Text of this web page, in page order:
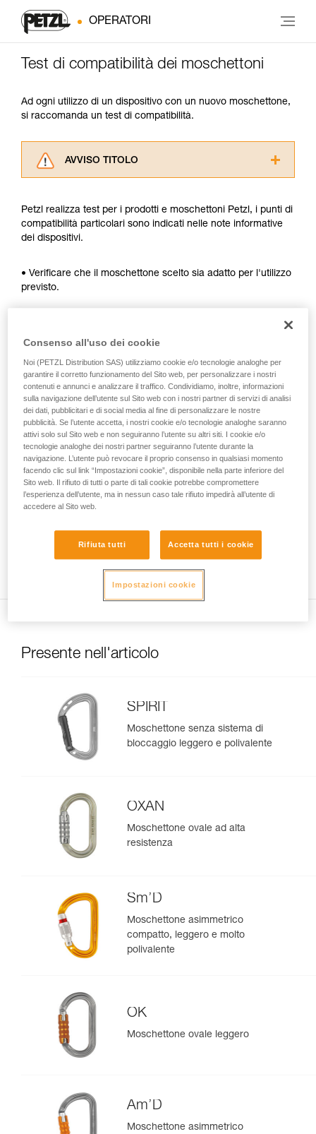
OPERATORI
Test di compatibilità dei moschettoni
Ad ogni utilizzo di un dispositivo con un nuovo moschettone,
si raccomanda un test di compatibilità.
AVVISO TITOLO
consultarlo. Dovete aver compreso le
informazioni dell’istruzione tecnica per poter
capire queste ulteriori informazioni.
formazione ed un addestramento specifico.
attività. Ne possono esistere altre che non
Petzl realizza test per i prodotti e moschettoni Petzl, i punti di
compatibilità particolari sono indicati nelle note informative
dei dispositivi.
• Verificare che il moschettone scelto sia adatto per l'utilizzo
previsto.
• Verificare che il moschettone non si blocchi nel foro di
collegamento del dispositivo.
• Valutare la possibilità che il moschettone si posizioni
erroneamente e la stabilità di questa posizione errata.
• Verificare i rischi d'interferenza tra gli elementi del sistema
e la ghiera del moschettone.
Nota
Per i dispositivi dotati di un anello morbido di posizionamento
l'anello morbido potrebbe essere stato deformato dal primo
Presente nell'articolo
SPIRIT
Moschettone senza sistema di
bloccaggio leggero e polivalente
OXAN
Moschettone ovale ad alta
resistenza
Sm’D
Moschettone asimmetrico
compatto, leggero e molto
polivalente
OK
Moschettone ovale leggero
Am’D
Moschettone asimmetrico
Consenso all'uso dei cookie
Noi (PETZL Distribution SAS) utilizziamo cookie e/o tecnologie analoghe per
garantire il corretto funzionamento del Sito web, per personalizzare i nostri
contenuti e annunci e analizzare il traffico. Condividiamo, inoltre, informazioni
sulla navigazione dell’utente sul Sito web con i nostri partner di servizi di analisi
dei dati, pubblicitari e di social media al fine di personalizzare le nostre
pubblicità. Se l’utente accetta, i nostri cookie e/o tecnologie analoghe saranno
attivi solo sul Sito web e non seguiranno l’utente su altri siti. I cookie e/o
tecnologie analoghe dei nostri partner seguiranno l’utente durante la
navigazione. L’utente può revocare il proprio consenso in qualsiasi momento
facendo clic sul link “Impostazioni cookie”, disponibile nella parte inferiore del
Sito web. Il rifiuto di tutti o parte di tali cookie potrebbe compromettere
l’esperienza dell’utente, ma in nessun caso tale rifiuto impedirà all’utente di
accedere al Sito web.
Rifiuta tutti Accetta tutti i cookie
Impostazioni cookie